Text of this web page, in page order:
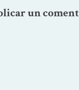
un